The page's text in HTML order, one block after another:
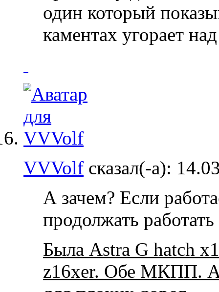
один который
каментах угорает
VVVolf сказал(-а):
А зачем? Если
продолжать работать
Была Astra G hatch
z16xer. Обе МКПП. А